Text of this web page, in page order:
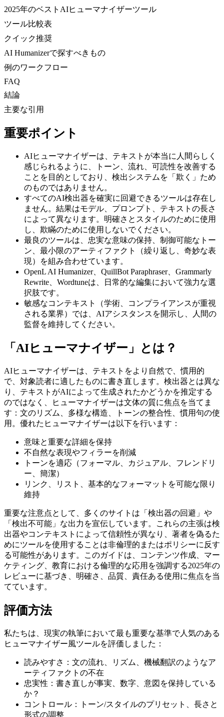
2025年のベストAIヒューマナイザーツール
ツール比較表
クイック推奨
AI Humanizerで探すべきもの
例のワークフロー
FAQ
結論
主要な引用
重要ポイント
AIヒューマナイザーは、テキストが本当に人間らしく
感じられるように、トーン、流れ、可読性を改善する
ことを目的としており、検出システムを「欺く」ため
のものではありません。
すべてのAI検出器を確実に回避できるツールは存在し
ません。結果はモデル、プロンプト、テキストの長さ
によって異なります。明確さとスタイルのために使用
し、欺瞞のために使用しないでください。
最良のツールは、忠実な意味の保持、制御可能なトー
ン、最小限のアーティファクト（繰り返し、奇妙な表
現）を組み合わせています。
OpenL AI Humanizer、QuillBot Paraphraser、Grammarly
Rewrite、Wordtuneは、日常的な編集において強力な選
択肢です。
敏感なコンテキスト（学術、コンプライアンスが重視
される業界）では、AIアシスタンスを開示し、人間の
監督を維持してください。
「AIヒューマナイザー」とは？
AIヒューマナイザーは、テキストをより自然で、慣用的
で、対象読者に適したものに書き直します。検出器とは異な
り、テキストがAIによって生成されたかどうかを推定する
のではなく、ヒューマナイザーは文体の質に焦点を当てま
す：文のリズム、多様な構造、トーンの整合性、慣用句の使
用。優れたヒューマナイザーは以下を行います：
意味と重要な詳細を保持
不自然な表現やフィラーを削減
トーンを適応（フォーマル、カジュアル、フレンドリ
ー、簡潔）
リンク、リスト、基本的なフォーマットを可能な限り
維持
重要な注意点として、多くのサイトは「検出器の回避」や
「検出不可能」な出力を宣伝しています。これらの主張は検
出器やコンテキストによって信頼性が異なり、著者を偽るた
めにツールを使用することは非倫理的またはポリシーに反す
る可能性があります。このガイドは、コンテンツ作成、マー
ケティング、教育における倫理的な応用を強調する2025年の
レビューに基づき、明確さ、品質、責任ある使用に焦点を当
てています。
評価方法
私たちは、現実の執筆において最も重要な基準で人気のある
ヒューマナイザー風ツールを評価しました：
読みやすさ：文の流れ、リズム、機械翻訳のようなア
ーティファクトの不在
忠実性：書き直しが事実、数字、意図を保持している
か？
コントロール：トーン/スタイルのプリセット、長さと
形式の調整